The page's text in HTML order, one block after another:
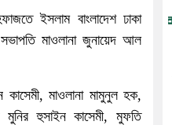
ইসলাম বাংলাদেশ ঢাকা
মাওলানা জুনায়েদ আল
কাসেমী, মাওলানা মামুনুল হক,
মুনির হুসাইন কাসেমী, মুফতি